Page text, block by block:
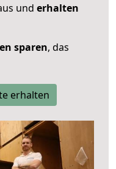
und erhalten
sparen, das
erhalten